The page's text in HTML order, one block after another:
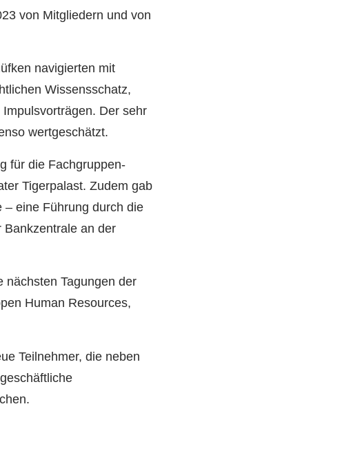
von Mitgliedern und von
navigierten mit
Wissensschatz,
Der sehr
wertgeschätzt.
für die Fachgruppen-
Tigerpalast. Zudem gab
– eine Führung durch die
Bankzentrale an der
nächsten Tagungen der
Human Resources,
Teilnehmer, die neben